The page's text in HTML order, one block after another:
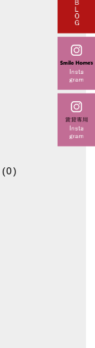
(0)